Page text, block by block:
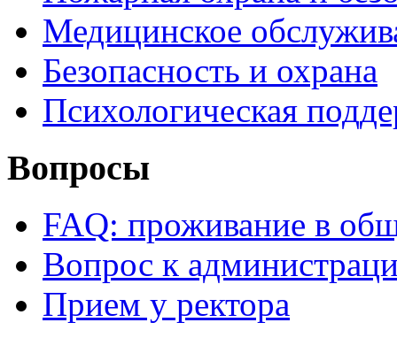
Медицинское
Безопасность и охрана
Психологическая
Вопросы
FAQ: проживание в
Вопрос к
Прием у ректора